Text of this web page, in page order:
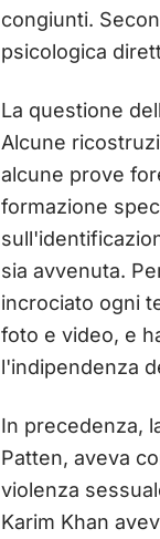
congiunti.
psicologica
La questione
Alcune
alcune prove
formazione
sia avvenuta.
incrociato ogni
foto e video, e
l'indipendenza
In precedenza,
Patten, aveva
violenza
Karim Khan